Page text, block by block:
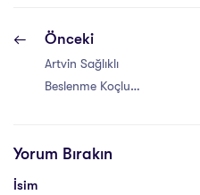
Önceki
Artvin Sağlıklı
Beslenme Koçluğu
Yorum Bırakın
İsim